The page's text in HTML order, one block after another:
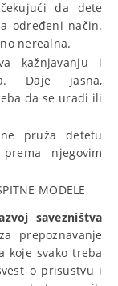
da dete
određeni način.
nerealna.
kažnjavanju i
Daje jasna,
da se uradi ili
pruža detetu
njegovim
MODELE
savezništva
prepoznavanje
koje svako treba
o prisustvu i